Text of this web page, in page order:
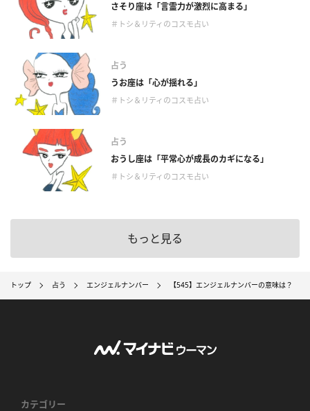
さそり座は「言霊力が激烈に高まる」
＃トシ＆リティのコスモ占い
占う
うお座は「心が揺れる」
＃トシ＆リティのコスモ占い
占う
おうし座は「平常心が成長のカギになる」
＃トシ＆リティのコスモ占い
もっと見る
トップ 占う エンジェルナンバー 【545】エンジェルナンバーの意味は？ 恋
カテゴリー